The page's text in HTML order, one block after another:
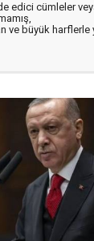
edici cümleler
ve büyük harflerle